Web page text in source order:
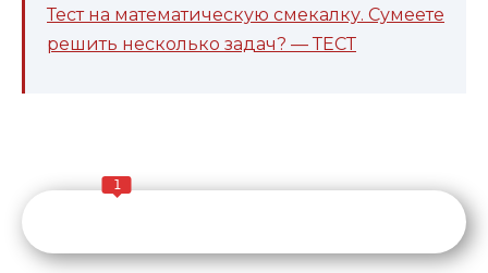
Тест на математическую смекалку. Сумеете
решить несколько задач? — ТЕСТ
1